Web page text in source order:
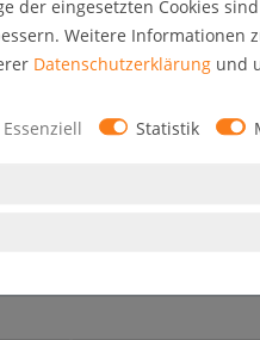
- dargestellt, der auf die
x 841 mm)
Qualität
Stiften und abwischbar
der eingesetzten Cookies
Weitere Informationen
Daten­schutz­erklärung und
Essenziell Statistik